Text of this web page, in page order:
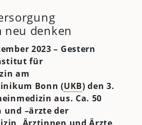
neu denken
2023 – Gestern
für
am
Bonn (UKB) den 3.
aus. Ca. 50
und –ärzte der